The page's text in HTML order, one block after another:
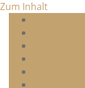
Zum Inhalt